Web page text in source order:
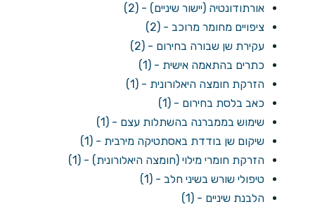
אורתודונטיה (יישור שיניים) - (2)
ציפויים מחומר מרוכב - (2)
עקירת שן שבורה בחירום - (2)
כתרים בהתאמה אישית - (1)
הזרקת חומצה היאלורונית - (1)
כאב בלסת בחירום - (1)
שימוש בממברנה בהשתלות עצם - (1)
שיקום שן בודדת באסתטיקה מירבית - (1)
הזרקת חומרי מילוי (חומצה היאלורונית) - (1)
טיפולי שורש בשיני חלב - (1)
הלבנת שיניים - (1)